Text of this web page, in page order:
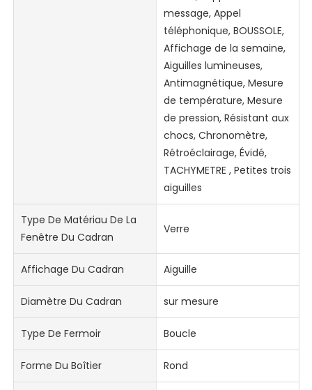
message, Appel
téléphonique, BOUSSOLE,
Affichage de la semaine,
Aiguilles lumineuses,
Antimagnétique, Mesure
de température, Mesure
de pression, Résistant aux
chocs, Chronomètre,
Rétroéclairage, Évidé,
TACHYMETRE , Petites trois
aiguilles
Type De Matériau De La
Fenêtre Du Cadran
Verre
Affichage Du Cadran Aiguille
Diamètre Du Cadran sur mesure
Type De Fermoir Boucle
Forme Du Boîtier Rond